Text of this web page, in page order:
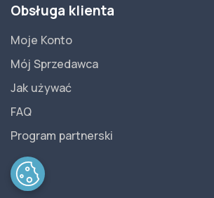
Obsługa klienta
Moje Konto
Mój Sprzedawca
Jak używać
FAQ
Program partnerski